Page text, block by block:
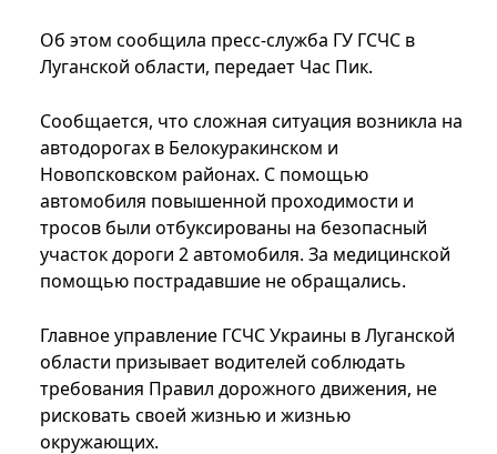
Об этом сообщила пресс-служба ГУ ГСЧС в
Луганской области, передает Час Пик.
Сообщается, что сложная ситуация возникла на
автодорогах в Белокуракинском и
Новопсковском районах. С помощью
автомобиля повышенной проходимости и
тросов были отбуксированы на безопасный
участок дороги 2 автомобиля. За медицинской
помощью пострадавшие не обращались.
Главное управление ГСЧС Украины в Луганской
области призывает водителей соблюдать
требования Правил дорожного движения, не
рисковать своей жизнью и жизнью
окружающих.